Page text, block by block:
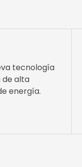
tecnología
de alta
energía.